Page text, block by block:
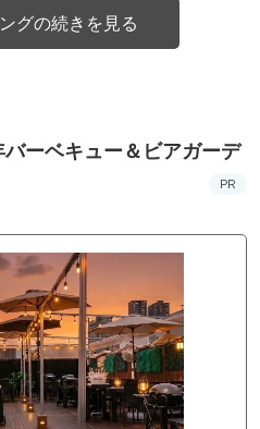
グの続きを見る
ーベキュー＆ビアガーデ
PR